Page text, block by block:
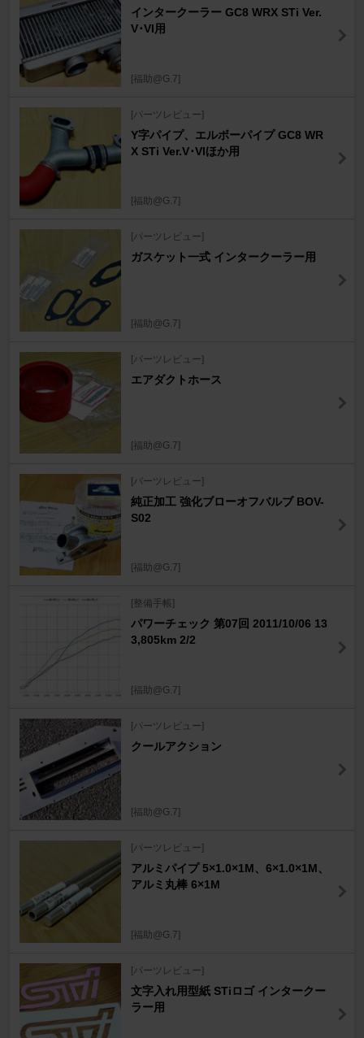
インタークーラー GC8 WRX STi Ver.
V･VI用
[福助@G.7]
[パーツレビュー]
Y字パイプ、エルボーパイプ GC8 WR
X STi Ver.V･VIほか用
[福助@G.7]
[パーツレビュー]
ガスケット一式 インタークーラー用
[福助@G.7]
[パーツレビュー]
エアダクトホース
[福助@G.7]
[パーツレビュー]
純正加工 強化ブローオフバルブ BOV-
S02
[福助@G.7]
[整備手帳]
パワーチェック 第07回 2011/10/06 13
3,805km 2/2
[福助@G.7]
[パーツレビュー]
クールアクション
[福助@G.7]
[パーツレビュー]
アルミパイプ 5×1.0×1M、6×1.0×1M、
アルミ丸棒 6×1M
[福助@G.7]
[パーツレビュー]
文字入れ用型紙 STiロゴ インタークー
ラー用